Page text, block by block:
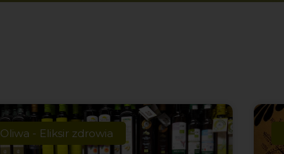
Oliwa - Eliksir zdrowia